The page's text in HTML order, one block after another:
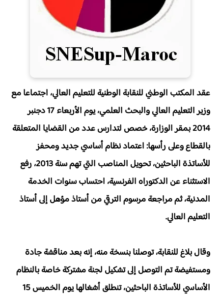
عقد المكتب الوطني للنقابة الوطنية للتعليم العالي، اجتماعا مع
وزير التعليم العالي والبحث العلمي، يوم الأربعاء 17 دجنبر
2014 بمقر الوزارة، خصص لتدارس عدد من القضايا المتعلقة
بالقطاع وعلى رأسها: اعتماد نظام أساسي جديد ومحفز
للأساتذة الباحثين، تحويل المناصب التي تهم سنة 2013، رفع
الاستثناء عن الدكتوراه الفرنسية، احتساب سنوات الخدمة
المدنية، ثم مراجعة مرسوم الترقي من أستاذ مؤهل إلى أستاذ
التعليم العالي.
وقال بلاغ للنقابة، توصلنا بنسخة منه، إنه بعد مناقشة جادة
ومستفيضة تم التوصل إلى تشكيل لجنة مشتركة خاصة بالنظام
الأساسي للأساتذة الباحثين، تنطلق أشغالها يوم الخميس 15